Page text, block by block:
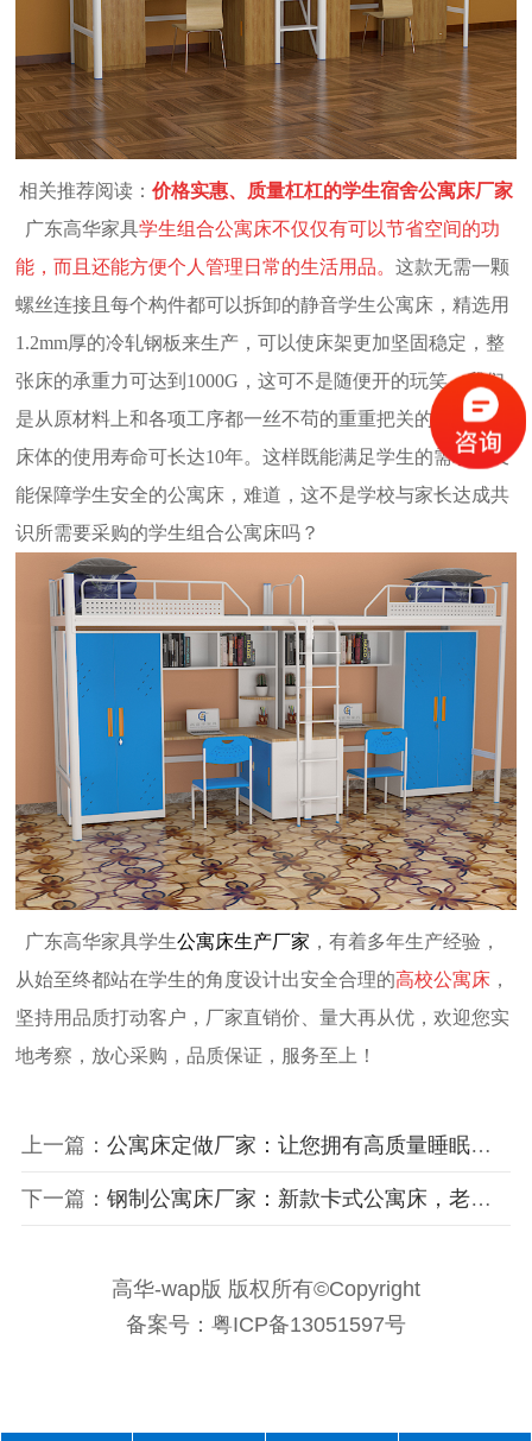
相关推荐阅读： 价格实惠、质量杠杠的学生宿舍公寓床厂家
广东高华家具学生组合公寓床不仅仅有可以节省空间的功
能，而且还能方便个人管理日常的生活用品。这款无需一颗
螺丝连接且每个构件都可以拆卸的静音学生公寓床 ，精选用
1.2mm厚的冷轧钢板来生产 ，可以使床架更加坚固稳定，整
张床的承重力可达到 1000G ，这可不是随便开的玩笑，我们
是从原材料上和各项工序都一丝不苟的重重把关的。我们的
床体的使用寿命可长达10年。这样既能满足学生的需求，又
能保障学生安全的公寓床，难道，这不是学校与家长达成共
识所需要采购的学生组合公寓床吗？
广东高华家具学生公寓床生产厂家 ，有着多年生产经验，
从始至终都站在学生的角度设计出安全合理的高校公寓床 ，
坚持用品质打动客户 ， 厂家直销价、量大再从优 ，欢迎您实
地考察， 放心采购，品质保证，服务至上！
上一篇： 公寓床定做厂家：让您拥有高质量睡眠的高校公寓床
下一篇： 钢制公寓床厂家：新款卡式公寓床，老师傅亲自试睡舒适安全
高华-wap版 版权所有©Copyright
备案号：粤ICP备13051597号